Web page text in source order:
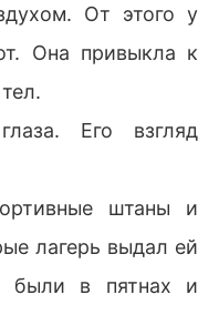
От этого у
Она привыкла к
Его взгляд
штаны и
лагерь выдал ей
были в пятнах и